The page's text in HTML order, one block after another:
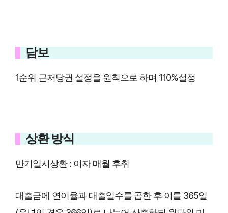
담보
1순위 근저당권 설정을 원칙으로 하며 110%설정
상환 방식
만기일시상환 : 이자 매월 후취
대출금에 연이율과 대출일수를 곱한 후 이를 365일